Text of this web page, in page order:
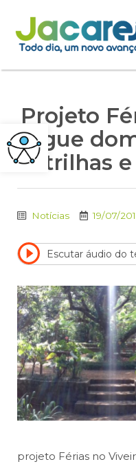
Pular
para
o
Projeto
segue
trilhas
Notícias 19/07/
Escutar áudio do
projeto Férias no